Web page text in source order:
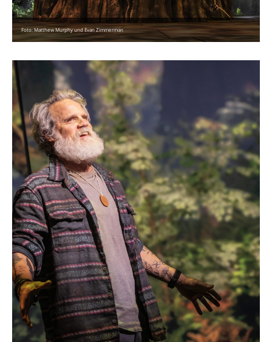
Foto: Matthew Murphy und Evan Zimmerman